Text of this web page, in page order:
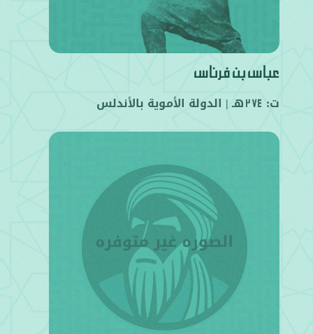
عباس بن فرناس
ت: 274هـ | الدولة الأموية بالأندلس